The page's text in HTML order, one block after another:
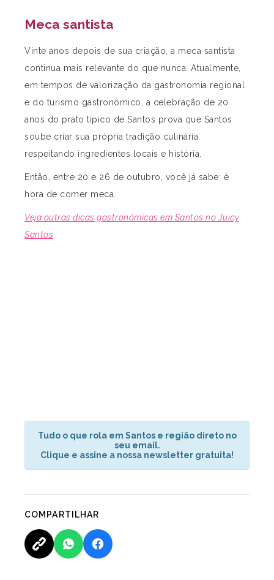
Meca santista
Vinte anos depois de sua criação, a meca santista
continua mais relevante do que nunca. Atualmente,
em tempos de valorização da gastronomia regional
e do turismo gastronômico, a celebração de 20
anos do prato típico de Santos prova que Santos
soube criar sua própria tradição culinária,
respeitando ingredientes locais e história.
Então, entre 20 e 26 de outubro, você já sabe: é
hora de comer meca.
Veja outras dicas gastronômicas em Santos no Juicy
Santos
Tudo o que rola em Santos e região direto no
seu email.
Clique e assine a nossa newsletter gratuita!
COMPARTILHAR